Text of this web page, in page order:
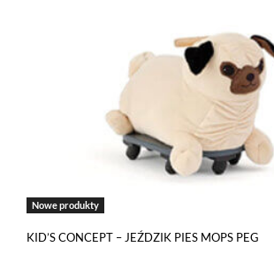
Nowe produkty
KID’S CONCEPT – JEŹDZIK PIES MOPS PEG